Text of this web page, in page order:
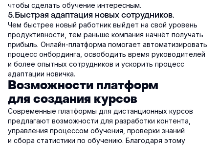
чтобы сделать обучение интересным.
5.Быстрая адаптация новых сотрудников.
Чем быстрее новый работник выйдет на свой уровень
продуктивности, тем раньше компания начнёт получать
прибыль. Онлайн-платформа помогает автоматизировать
процесс онбординга, освободить время руководителей
и более опытных сотрудников и ускорить процесс
адаптации новичка.
Возможности платформ
для создания курсов
Современные платформы для дистанционных курсов
предлагают возможности для разработки контента,
управления процессом обучения, проверки знаний
и сбора статистики по обучению. Благодаря этому